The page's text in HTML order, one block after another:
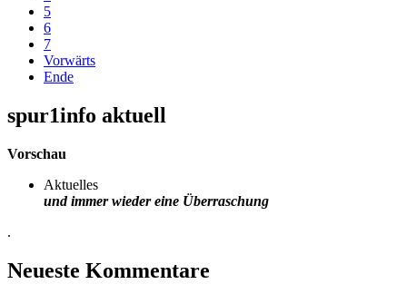
5
6
7
Vorwärts
Ende
spur1info aktuell
Vorschau
Aktuelles
und immer wieder eine Überraschung
.
Neueste Kommentare